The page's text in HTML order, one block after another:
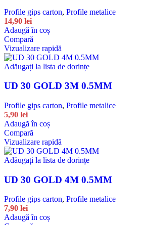
Profile gips carton, Profile metalice
14,90 lei
Adaugă în coș
Compară
Vizualizare rapidă
Adăugați la lista de dorințe
UD 30 GOLD 3M 0.5MM
Profile gips carton, Profile metalice
5,90 lei
Adaugă în coș
Compară
Vizualizare rapidă
Adăugați la lista de dorințe
UD 30 GOLD 4M 0.5MM
Profile gips carton, Profile metalice
7,90 lei
Adaugă în coș